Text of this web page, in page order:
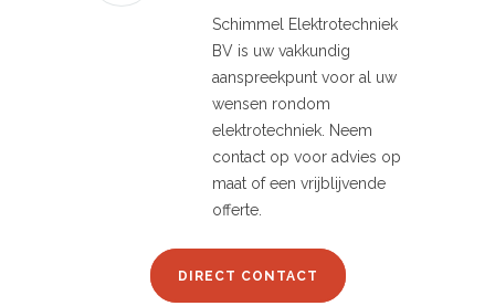
Schimmel Elektrotechniek
BV is uw vakkundig
aanspreekpunt voor al uw
wensen rondom
elektrotechniek. Neem
contact op voor advies op
maat of een vrijblijvende
offerte.
DIRECT CONTACT